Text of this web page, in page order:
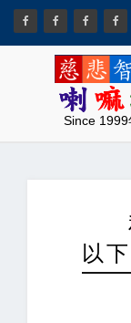
Since 1999
以